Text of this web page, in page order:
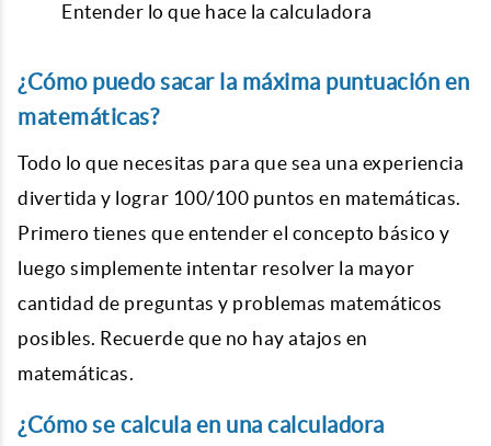
Entender lo que hace la calculadora
¿Cómo puedo sacar la máxima puntuación en
matemáticas?
Todo lo que necesitas para que sea una experiencia
divertida y lograr 100/100 puntos en matemáticas.
Primero tienes que entender el concepto básico y
luego simplemente intentar resolver la mayor
cantidad de preguntas y problemas matemáticos
posibles. Recuerde que no hay atajos en
matemáticas.
¿Cómo se calcula en una calculadora